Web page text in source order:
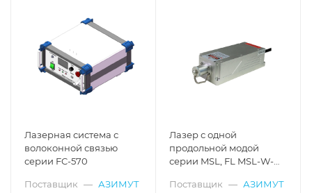
Лазерная система с
волоконной связью
серии FC-570
Поставщик — АЗИМУТ
Лазер с одной
продольной модой
серии MSL, FL MSL-W-
Поставщик — АЗИМУТ